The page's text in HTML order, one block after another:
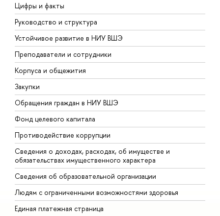
Цифры и факты
Руководство и структура
Устойчивое развитие в НИУ ВШЭ
Преподаватели и сотрудники
Корпуса и общежития
Закупки
Обращения граждан в НИУ ВШЭ
Фонд целевого капитала
Противодействие коррупции
Сведения о доходах, расходах, об имуществе и
обязательствах имущественного характера
Сведения об образовательной организации
Людям с ограниченными возможностями здоровья
Единая платежная страница